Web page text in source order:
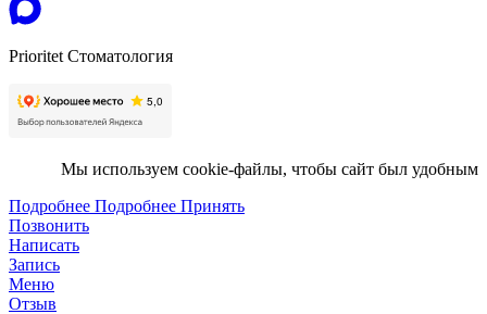
Prioritet Стоматология
Мы используем cookie-файлы, чтобы сайт был удобным
Подробнее Подробнее Принять
Позвонить
Написать
Запись
Меню
Отзыв